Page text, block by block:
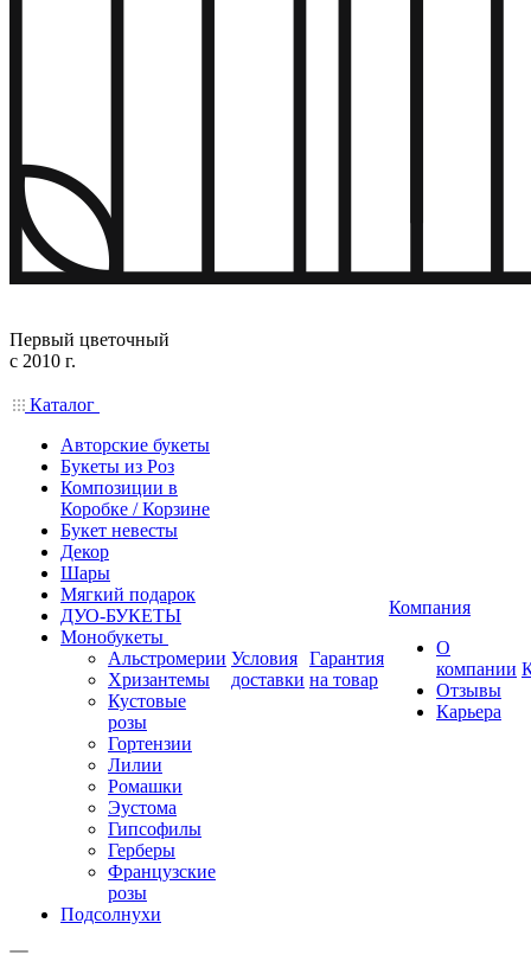
Первый цветочный
с 2010 г.
Каталог
Авторские букеты
Букеты из Роз
Композиции в
Коробке / Корзине
Букет невесты
Декор
Шары
Мягкий подарок
ДУО-БУКЕТЫ
Монобукеты
Альстромерии
Хризантемы
Кустовые
розы
Гортензии
Лилии
Ромашки
Эустома
Гипсофилы
Герберы
Французские
розы
Подсолнухи
Условия
доставки
Гарантия
на товар
Компания
О
компании
Отзывы
Карьера